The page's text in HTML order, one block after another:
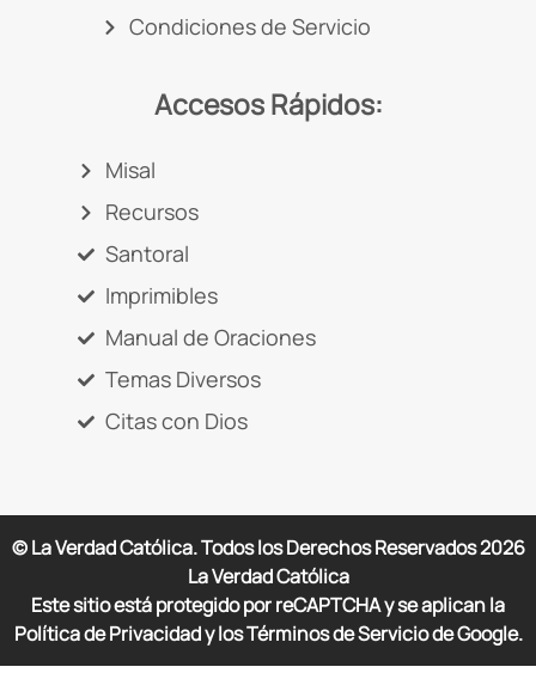
Condiciones de Servicio
Accesos Rápidos:
Misal
Recursos
Santoral
Imprimibles
Manual de Oraciones
Temas Diversos
Citas con Dios
© La Verdad Católica. Todos los Derechos Reservados2026
La Verdad Católica
Este sitio está protegido por reCAPTCHA y se aplican la
Política de Privacidad y los Términos de Servicio de Google.